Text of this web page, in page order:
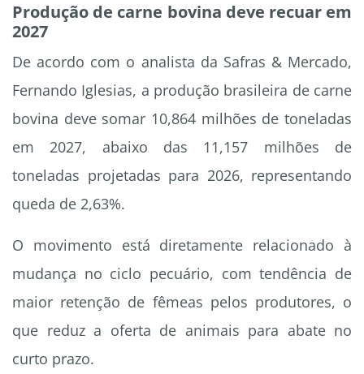
Produção de carne bovina deve recuar em
2027
De acordo com o analista da Safras & Mercado,
Fernando Iglesias, a produção brasileira de carne
bovina deve somar 10,864 milhões de toneladas
em 2027, abaixo das 11,157 milhões de
toneladas projetadas para 2026, representando
queda de 2,63%.
O movimento está diretamente relacionado à
mudança no ciclo pecuário, com tendência de
maior retenção de fêmeas pelos produtores, o
que reduz a oferta de animais para abate no
curto prazo.